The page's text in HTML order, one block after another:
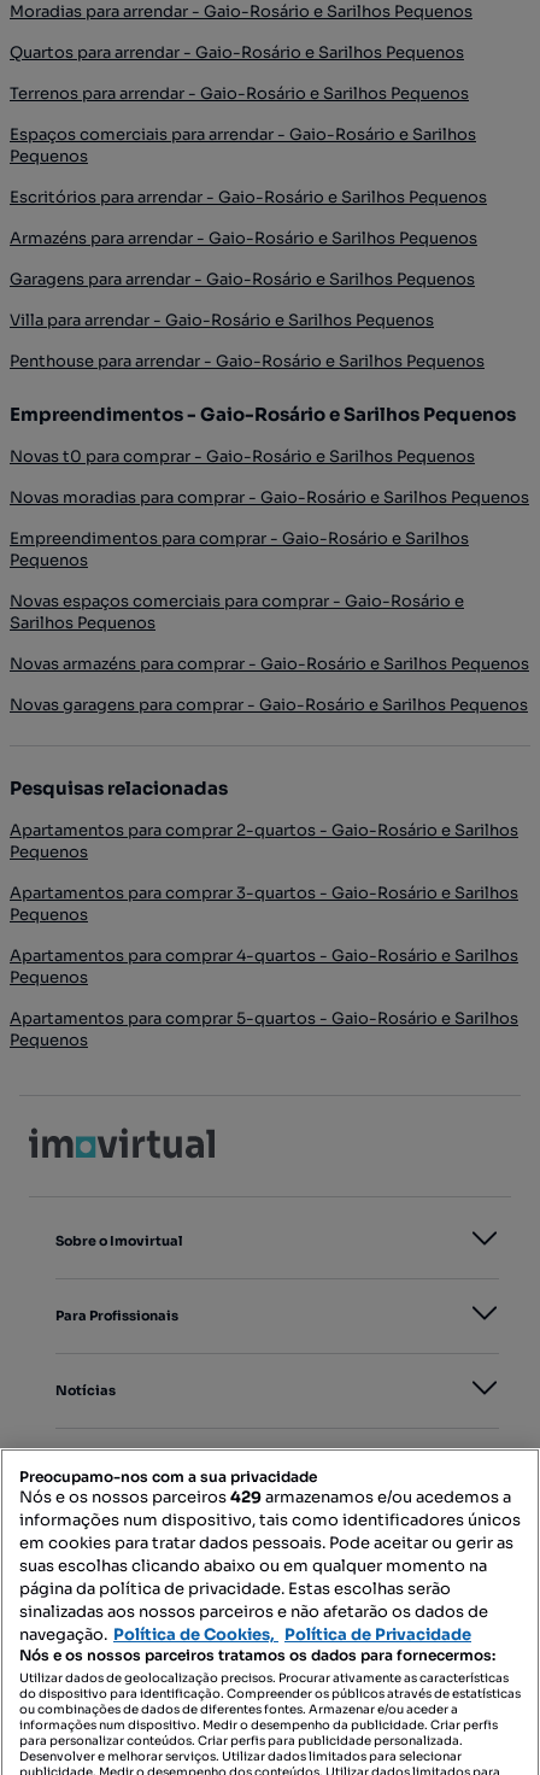
Moradias para arrendar - Gaio-Rosário e Sarilhos Pequenos
Quartos para arrendar - Gaio-Rosário e Sarilhos Pequenos
Terrenos para arrendar - Gaio-Rosário e Sarilhos Pequenos
Espaços comerciais para arrendar - Gaio-Rosário e Sarilhos
Pequenos
Escritórios para arrendar - Gaio-Rosário e Sarilhos Pequenos
Armazéns para arrendar - Gaio-Rosário e Sarilhos Pequenos
Garagens para arrendar - Gaio-Rosário e Sarilhos Pequenos
Villa para arrendar - Gaio-Rosário e Sarilhos Pequenos
Penthouse para arrendar - Gaio-Rosário e Sarilhos Pequenos
Empreendimentos - Gaio-Rosário e Sarilhos Pequenos
Novas t0 para comprar - Gaio-Rosário e Sarilhos Pequenos
Novas moradias para comprar - Gaio-Rosário e Sarilhos Pequenos
Empreendimentos para comprar - Gaio-Rosário e Sarilhos
Pequenos
Novas espaços comerciais para comprar - Gaio-Rosário e
Sarilhos Pequenos
Novas armazéns para comprar - Gaio-Rosário e Sarilhos Pequenos
Novas garagens para comprar - Gaio-Rosário e Sarilhos Pequenos
Pesquisas relacionadas
Apartamentos para comprar 2-quartos - Gaio-Rosário e Sarilhos
Pequenos
Apartamentos para comprar 3-quartos - Gaio-Rosário e Sarilhos
Pequenos
Apartamentos para comprar 4-quartos - Gaio-Rosário e Sarilhos
Pequenos
Apartamentos para comprar 5-quartos - Gaio-Rosário e Sarilhos
Pequenos
Sobre o Imovirtual
Para Profissionais
Notícias
Mapa do Site
Contacte-nos
SIGA-NOS:
Preocupamo-nos com a sua privacidade
Nós e os nossos parceiros429armazenamos e/ou acedemos a
informações num dispositivo, tais como identificadores únicos
em cookies para tratar dados pessoais. Pode aceitar ou gerir as
suas escolhas clicando abaixo ou em qualquer momento na
página da política de privacidade. Estas escolhas serão
sinalizadas aos nossos parceiros e não afetarão os dados de
navegação. Política de Cookies, Política de Privacidade
Nós e os nossos parceiros tratamos os dados para fornecermos:
Utilizar dados de geolocalização precisos. Procurar ativamente as características
do dispositivo para identificação. Compreender os públicos através de estatísticas
ou combinações de dados de diferentes fontes. Armazenar e/ou aceder a
informações num dispositivo. Medir o desempenho da publicidade. Criar perfis
para personalizar conteúdos. Criar perfis para publicidade personalizada.
Desenvolver e melhorar serviços. Utilizar dados limitados para selecionar